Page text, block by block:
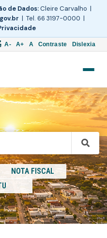
de Dados:Cleire Carvalho |
| Tel. 66 3197-0000 |
A- A+ A Contraste Dislexia
NOTA FISCAL